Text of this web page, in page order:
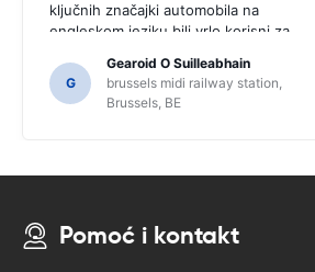
ključnih značajki automobila na
engleskom jeziku bili vrlo korisni za
određene mještane za smjernice i samo
zbog toga možda nismo shvatili funkcije
G
Gearoid O Suilleabhain
brussels midi railway station,
Brussels, BE
Pomoć i kontakt